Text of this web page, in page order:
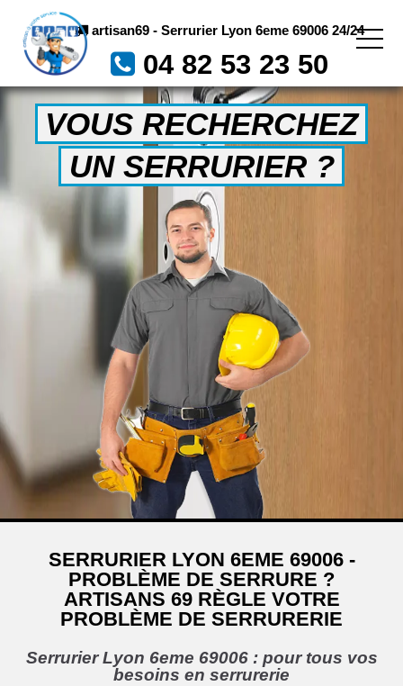
artisan69 - Serrurier Lyon 6eme 69006 24/24
04 82 53 23 50
VOUS RECHERCHEZ
UN SERRURIER ?
SERRURIER LYON 6EME 69006 -
PROBLÈME DE SERRURE ?
ARTISANS 69 RÈGLE VOTRE
PROBLÈME DE SERRURERIE
Serrurier Lyon 6eme 69006 : pour tous vos
besoins en serrurerie